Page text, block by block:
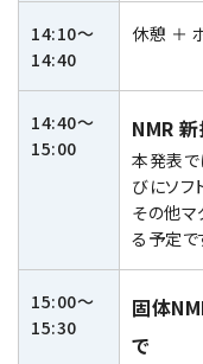
14:10～
14:40
休憩 ＋
14:40～
15:00
NMR
本発表で
びにソフ
その他マ
る予定で
15:00～
15:30
固体
で